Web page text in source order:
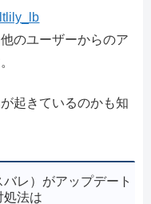
のユーザーからのア
起きているのかも知
レ）がアップデート
処法は